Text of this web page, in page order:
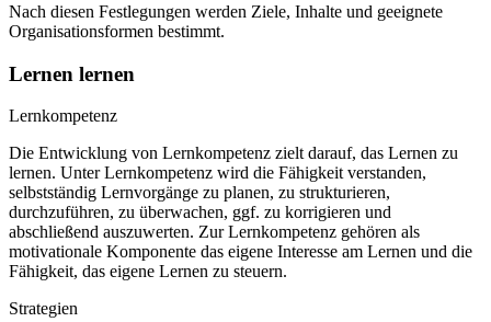
Nach diesen Festlegungen werden Ziele, Inhalte und geeignete
Organisationsformen bestimmt.
Lernen lernen
Lernkompetenz
Die Entwicklung von Lernkompetenz zielt darauf, das Lernen zu
lernen. Unter Lernkompetenz wird die Fähigkeit verstanden,
selbstständig Lernvorgänge zu planen, zu strukturieren,
durchzuführen, zu überwachen, ggf. zu korrigieren und
abschließend auszuwerten. Zur Lernkompetenz gehören als
motivationale Komponente das eigene Interesse am Lernen und die
Fähigkeit, das eigene Lernen zu steuern.
Strategien